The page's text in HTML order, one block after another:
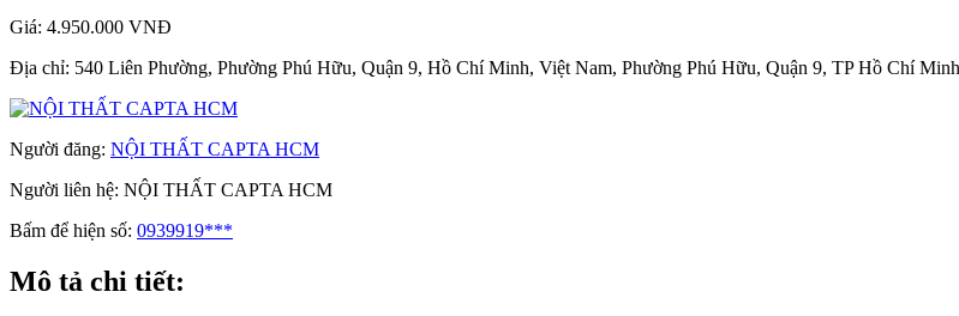
Giá: 4.950.000 VNĐ
Địa chỉ: 540 Liên Phường, Phường Phú Hữu, Quận 9, Hồ Chí Minh, Việt Nam, Phường Phú Hữu, Quận 9, TP Hồ Chí Minh
Người đăng: NỘI THẤT CAPTA HCM
Người liên hệ: NỘI THẤT CAPTA HCM
Bấm để hiện số: 0939919***
Mô tả chi tiết: